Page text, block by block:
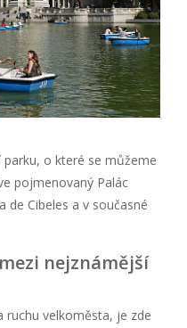
o které se můžeme
pojmenovaný Palác
de Cibeles a v současné
nejznámější
ruchu velkoměsta, je zde